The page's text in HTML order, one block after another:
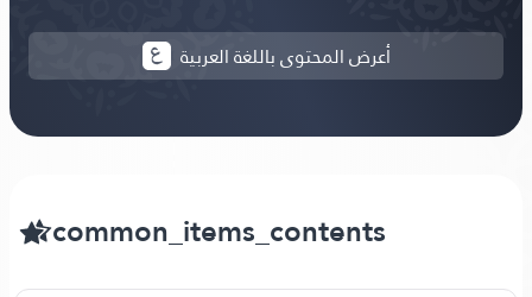
أعرض المحتوى باللغة العربية
common_items_contents